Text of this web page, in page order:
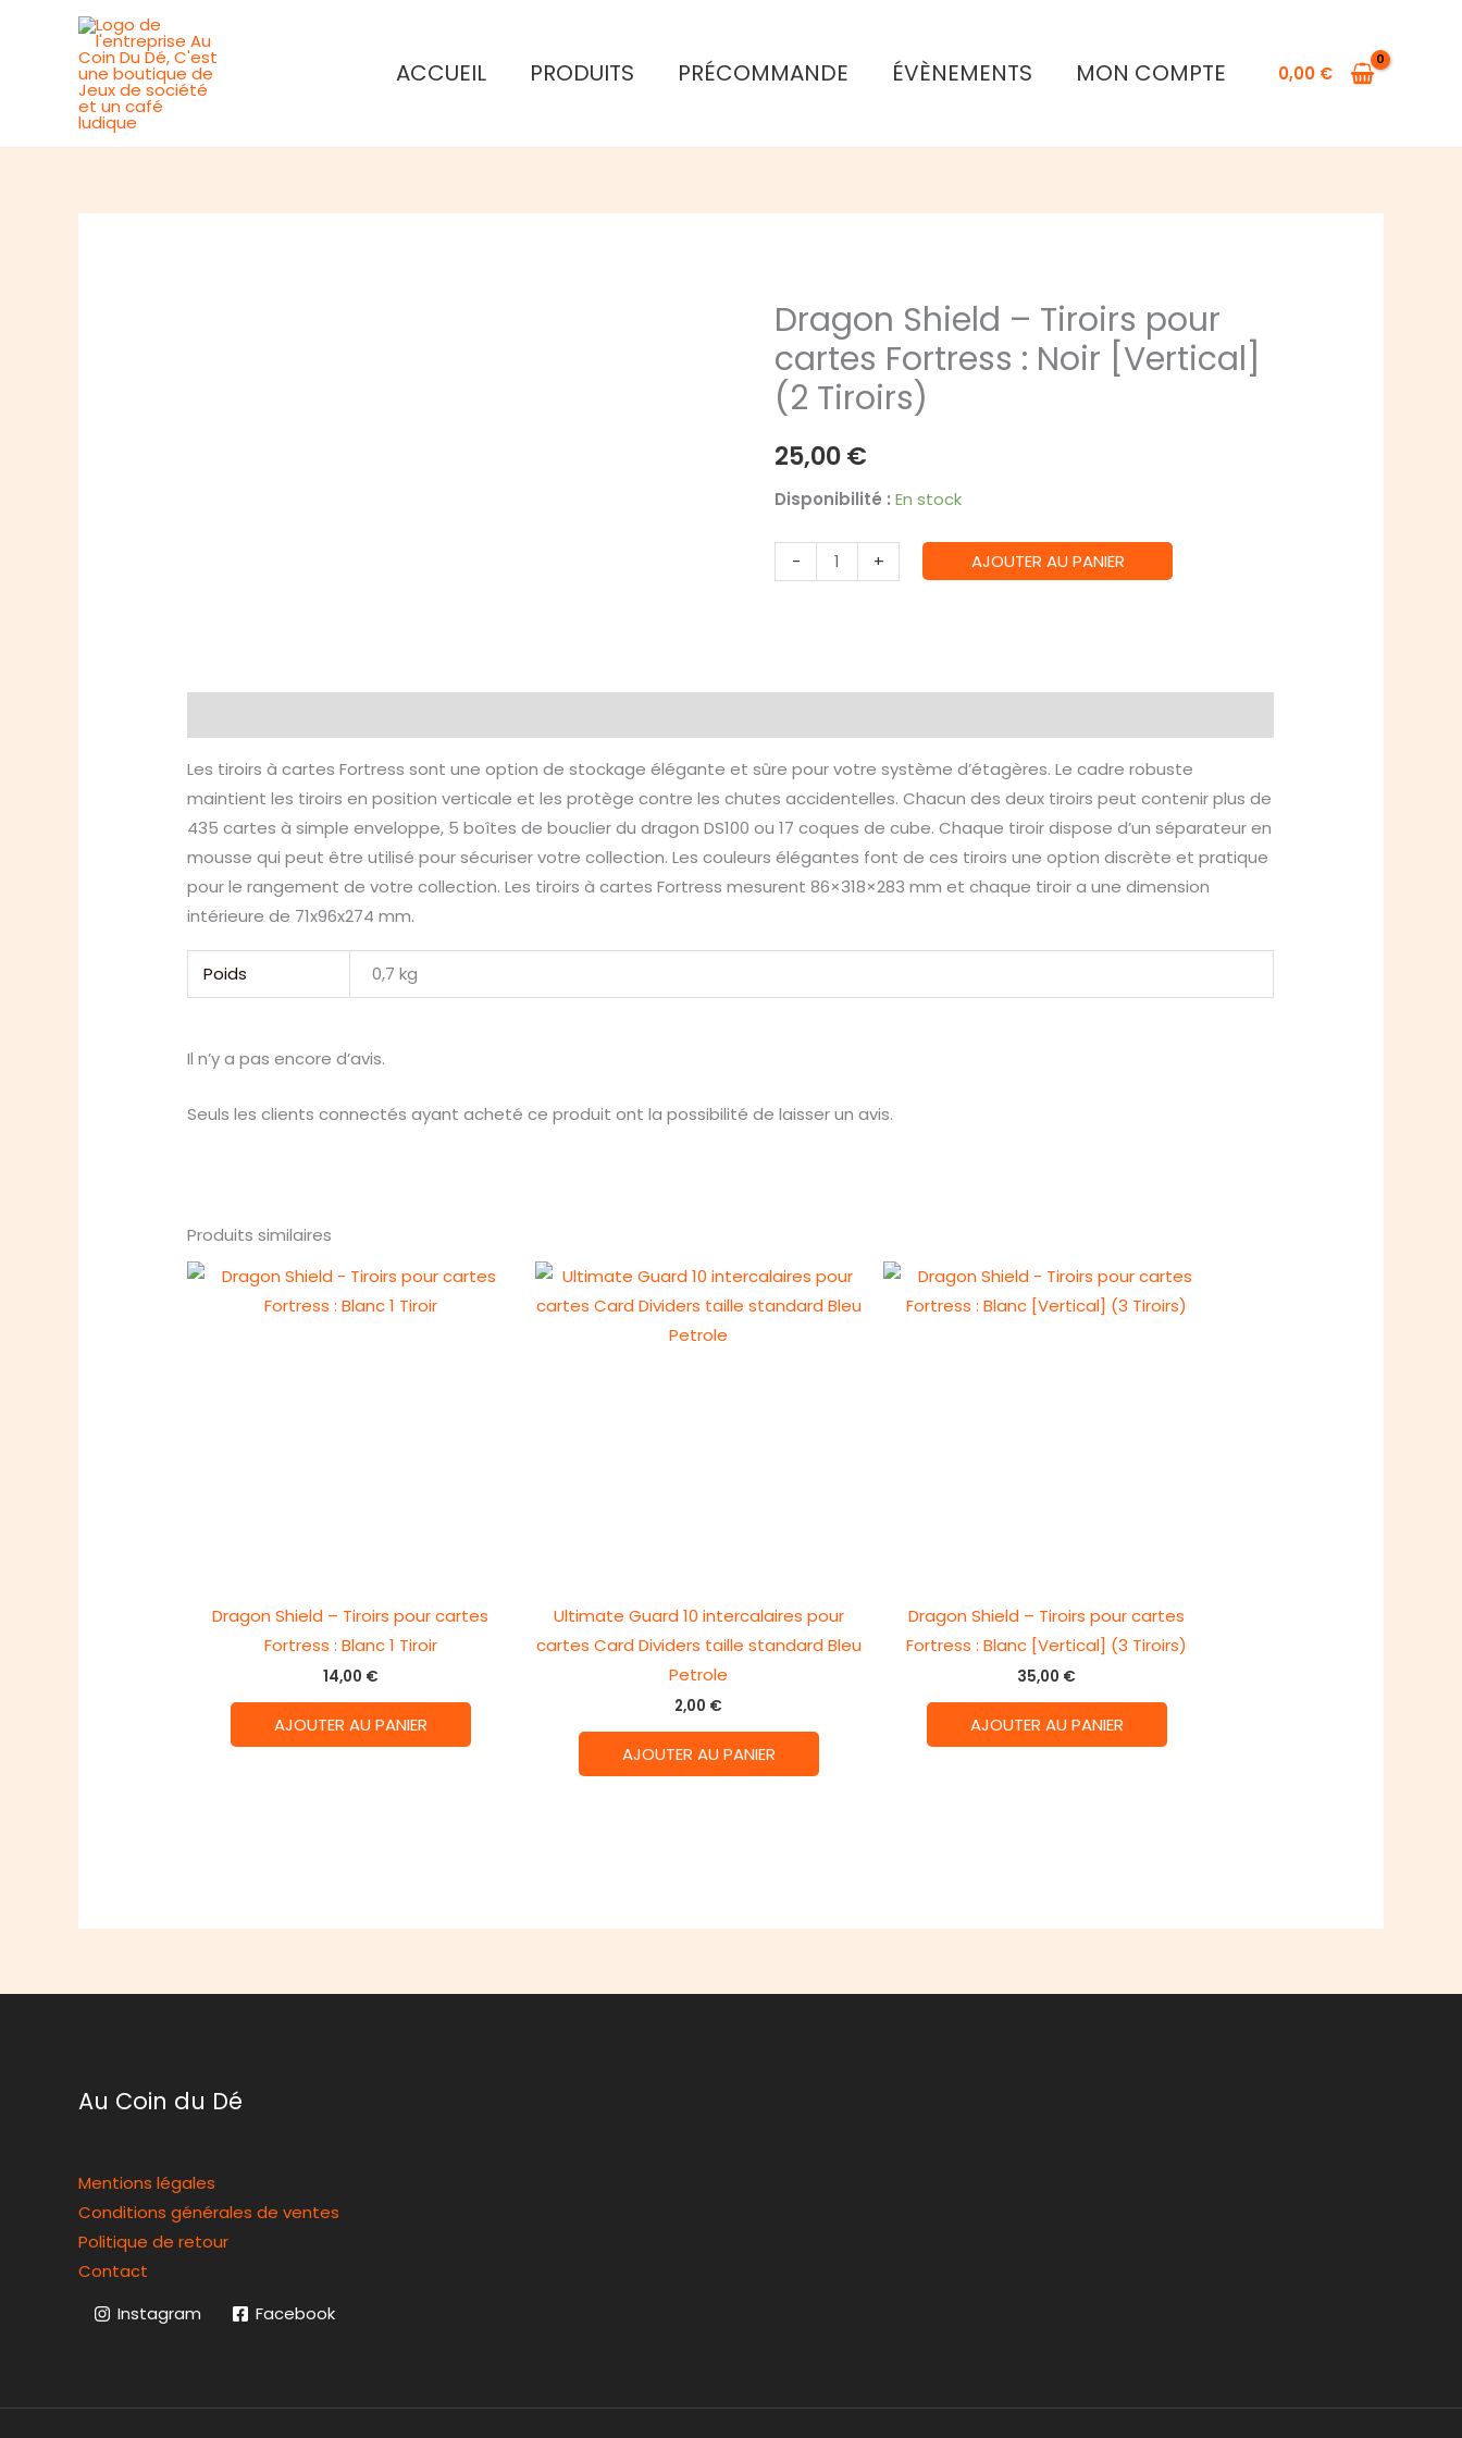
ACCUEIL PRODUITS PRÉCOMMANDE ÉVÈNEMENTS MON COMPTE 0,00 €
Dragon Shield – Tiroirs pour
cartes Fortress : Noir [Vertical]
(2 Tiroirs)
25,00€
Disponibilité : En stock
-
quantité
de
cartes
Fortress
Noir
[Vertical]
+ AJOUTER AU PANIER
Les tiroirs à cartes Fortress sont une option de stockage élégante et sûre pour votre système d’étagères. Le cadre robuste
maintient les tiroirs en position verticale et les protège contre les chutes accidentelles. Chacun des deux tiroirs peut contenir plus de
435 cartes à simple enveloppe, 5 boîtes de bouclier du dragon DS100 ou 17 coques de cube. Chaque tiroir dispose d’un séparateur en
mousse qui peut être utilisé pour sécuriser votre collection. Les couleurs élégantes font de ces tiroirs une option discrète et pratique
pour le rangement de votre collection. Les tiroirs à cartes Fortress mesurent 86×318×283 mm et chaque tiroir a une dimension
intérieure de 71x96x274 mm.
Poids 0,7 kg
Il n’y a pas encore d’avis.
Seuls les clients connectés ayant acheté ce produit ont la possibilité de laisser un avis.
Produits similaires
Dragon Shield – Tiroirs pour cartes
Fortress : Blanc 1 Tiroir
14,00 €
AJOUTER AU PANIER
Ultimate Guard 10 intercalaires pour
cartes Card Dividers taille standard Bleu
Petrole
2,00 €
AJOUTER AU PANIER
Dragon Shield – Tiroirs pour cartes
Fortress : Blanc [Vertical] (3 Tiroirs)
35,00 €
AJOUTER AU PANIER
Au Coin du Dé
Mentions légales
Conditions générales de ventes
Politique de retour
Contact
Instagram
Facebook
-
cartes
:
Tiroirs)